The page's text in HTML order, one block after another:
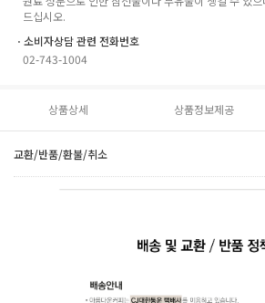
드십시오.
ㆍ소비자상담 관련 전화번호
02-743-1004
상품상세 상품정보제공
교환/반품/환불/취소